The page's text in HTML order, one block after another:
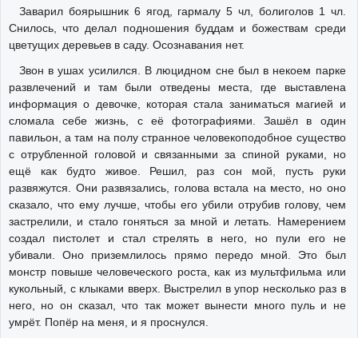
Заварил боярышник 6 ягод, гармалу 5 чл, болиголов 1 чл.
Снилось, что делал подношения буддам и божествам среди
цветущих деревьев в саду. Осознавания нет.
Звон в ушах усилился. В люцидном сне был в некоем парке
развлечений и там были отведены места, где выставлена
информация о девочке, которая стала заниматься магией и
сломала себе жизнь, с её фотографиями. Зашёл в один
павильон, а там на полу странное человекоподобное существо
с отрубленной головой и связанными за спиной руками, но
ещё как будто живое. Решил, раз сон мой, пусть руки
развяжутся. Они развязались, голова встала на место, но оно
сказало, что ему лучше, чтобы его убили отрубив голову, чем
застрелили, и стало гоняться за мной и летать. Намерением
создал пистолет и стал стрелять в него, но пули его не
убивали. Оно приземлилось прямо передо мной. Это был
монстр повыше человеческого роста, как из мультфильма или
кукольный, с клыками вверх. Выстрелил в упор несколько раз в
него, но он сказал, что так может вынести много пуль и не
умрёт. Попёр на меня, и я проснулся.